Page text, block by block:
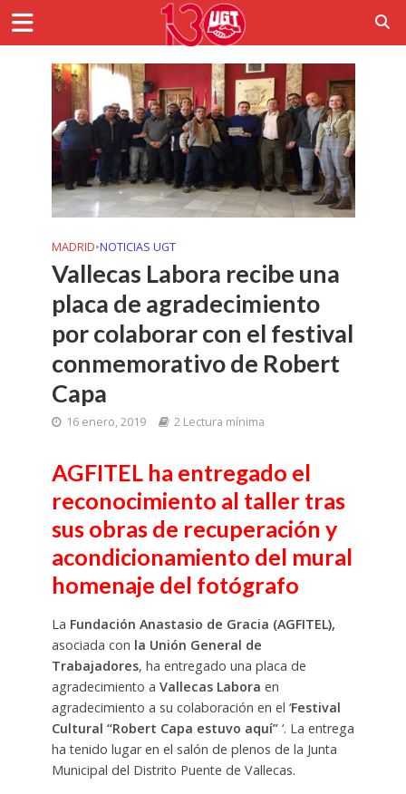
MADRID•NOTICIAS UGT
Vallecas Labora recibe una
placa de agradecimiento
por colaborar con el festival
conmemorativo de Robert
Capa
16 enero, 2019 2 Lectura mínima
AGFITEL ha entregado el
reconocimiento al taller tras
sus obras de recuperación y
acondicionamiento del mural
homenaje del fotógrafo
La Fundación Anastasio de Gracia (AGFITEL),
asociada con la Unión General de
Trabajadores, ha entregado una placa de
agradecimiento a Vallecas Labora en
agradecimiento a su colaboración en el ‘Festival
Cultural “Robert Capa estuvo aquí” ‘. La entrega
ha tenido lugar en el salón de plenos de la Junta
Municipal del Distrito Puente de Vallecas.